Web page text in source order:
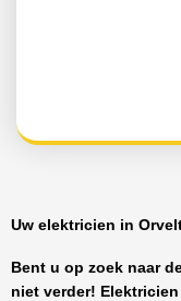
Uw elektricien in
Bent u op zoek naar
niet verder!